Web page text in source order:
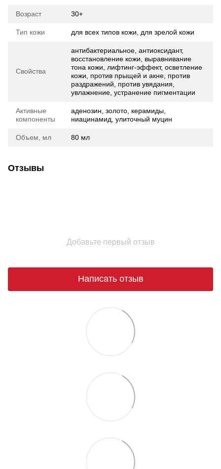
Возраст 30+
Тип кожи для всех типов кожи, для зрелой кожи
Свойства
антибактериальное, антиоксидант,
восстановление кожи, выравнивание
тона кожи, лифтинг-эффект, осветление
кожи, против прыщей и акне, против
раздражений, против увядания,
увлажнение, устранение пигментации
Активные
компоненты
аденозин, золото, керамиды,
ниацинамид, улиточный муцин
Объем, мл 80 мл
Отзывы
Добавьте первый отзыв
Написать отзыв